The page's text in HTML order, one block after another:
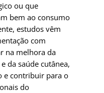
ou que
bem ao consumo
estudos vêm
com
na melhora da
da saúde cutânea,
e contribuir para o
do